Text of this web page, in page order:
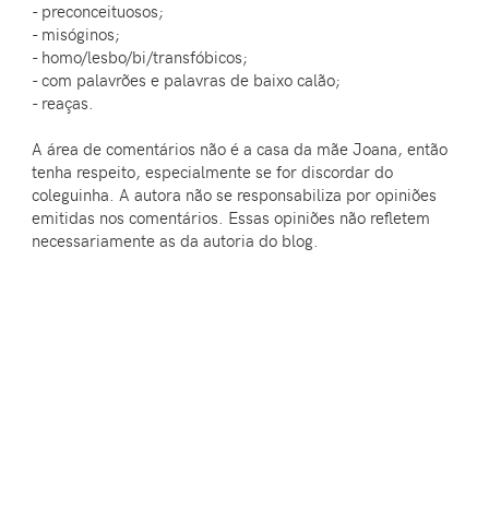
- preconceituosos;
- misóginos;
- homo/lesbo/bi/transfóbicos;
- com palavrões e palavras de baixo calão;
- reaças.
A área de comentários não é a casa da mãe Joana, então
tenha respeito, especialmente se for discordar do
coleguinha. A autora não se responsabiliza por opiniões
emitidas nos comentários. Essas opiniões não refletem
necessariamente as da autoria do blog.